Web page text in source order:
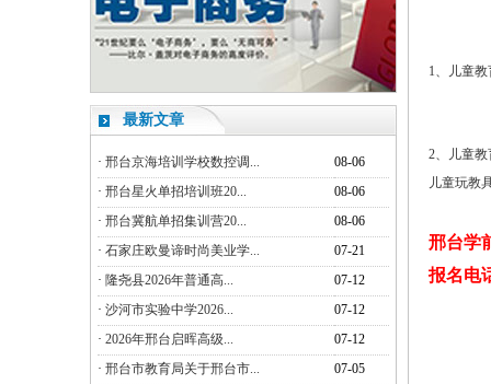
最新文章
· 邢台京海培训学校数控调...
08-06
· 邢台星火单招培训班20...
08-06
· 邢台冀航单招集训营20...
08-06
· 石家庄欧曼谛时尚美业学...
07-21
· 隆尧县2026年普通高...
07-12
· 沙河市实验中学2026...
07-12
· 2026年邢台启晖高级...
07-12
· 邢台市教育局关于邢台市... 07-05
1、儿童
2、儿童
儿童玩教
邢台学
报名电